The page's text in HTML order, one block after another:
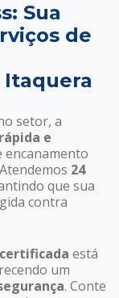
Sua
de
setor, a
rápida e
encanamento
24
que sua
contra
certificada está
um
. Conte